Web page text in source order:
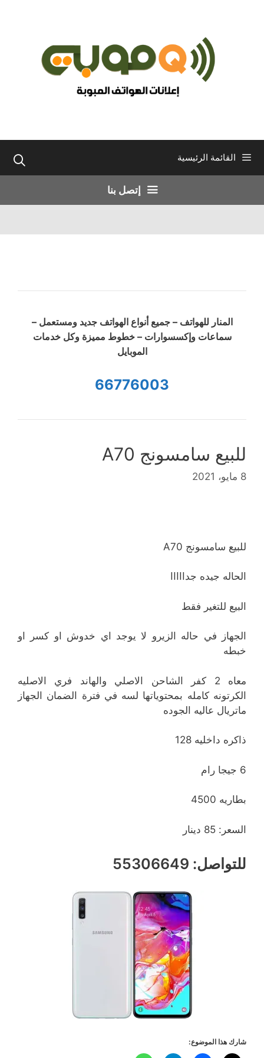
القائمة الرئيسية
إتصل بنا
المنار للهواتف – جميع أنواع الهواتف جديد ومستعمل –
سماعات وإكسسوارات – خطوط مميزة وكل خدمات
الموبايل
66776003
للبيع سامسونج A70
8 مايو، 2021
للبيع سامسونج A70
الحاله جيده جدااااا
البيع للتغير فقط
الجهاز في حاله الزيرو لا يوجد اي خدوش او كسر او
خبطه
معاه 2 كفر الشاحن الاصلي والهاند فري الاصليه
الكرتونه كامله بمحتوياتها لسه في فترة الضمان الجهاز
ماتريال عاليه الجوده
ذاكره داخليه 128
6 جيجا رام
بطاريه 4500
السعر: 85 دينار
للتواصل: 55306649
شارك هذا الموضوع: